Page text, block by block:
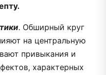
. Обширный круг
на центральную
привыкания и
характерных